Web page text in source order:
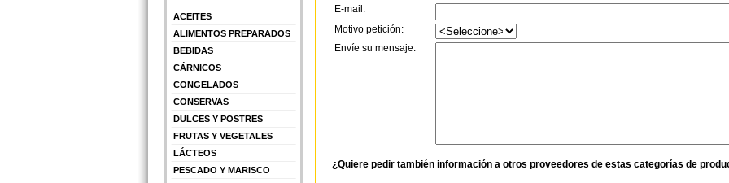
ACEITES
ALIMENTOS PREPARADOS
BEBIDAS
CÁRNICOS
CONGELADOS
CONSERVAS
DULCES Y POSTRES
FRUTAS Y VEGETALES
LÁCTEOS
PESCADO Y MARISCO
E-mail:
Motivo petición:
Envíe su mensaje:
¿Quiere pedir también información a otros proveedores de estas categorías de